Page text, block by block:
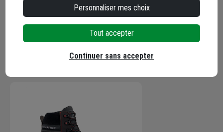
Caractéristiques
Personnaliser mes choix
Tout accepter
Continuer sans accepter